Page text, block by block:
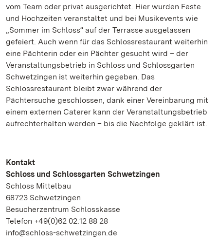
vom Team oder privat ausgerichtet. Hier wurden Feste
und Hochzeiten veranstaltet und bei Musikevents wie
„Sommer im Schloss“ auf der Terrasse ausgelassen
gefeiert. Auch wenn für das Schlossrestaurant weiterhin
eine Pächterin oder ein Pächter gesucht wird – der
Veranstaltungsbetrieb in Schloss und Schlossgarten
Schwetzingen ist weiterhin gegeben. Das
Schlossrestaurant bleibt zwar während der
Pächtersuche geschlossen, dank einer Vereinbarung mit
einem externen Caterer kann der Veranstaltungsbetrieb
aufrechterhalten werden – bis die Nachfolge geklärt ist.
Kontakt
Schloss und Schlossgarten Schwetzingen
Schloss Mittelbau
68723 Schwetzingen
Besucherzentrum Schlosskasse
Telefon +49(0)62 02.12 88 28
info@schloss-schwetzingen.de